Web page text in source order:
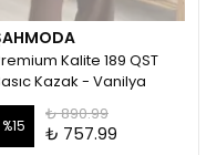
Kalite 189 QST
Kazak - Vanilya
%15
₺ 890.99
₺ 757.99